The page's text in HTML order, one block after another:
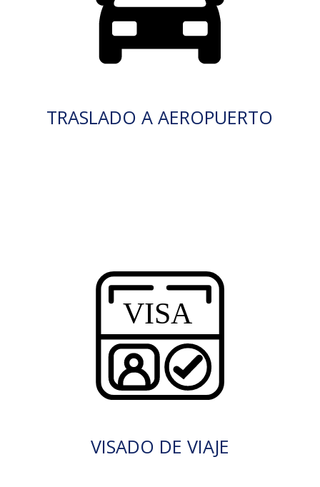
TRASLADO A AEROPUERTO
VISADO DE VIAJE